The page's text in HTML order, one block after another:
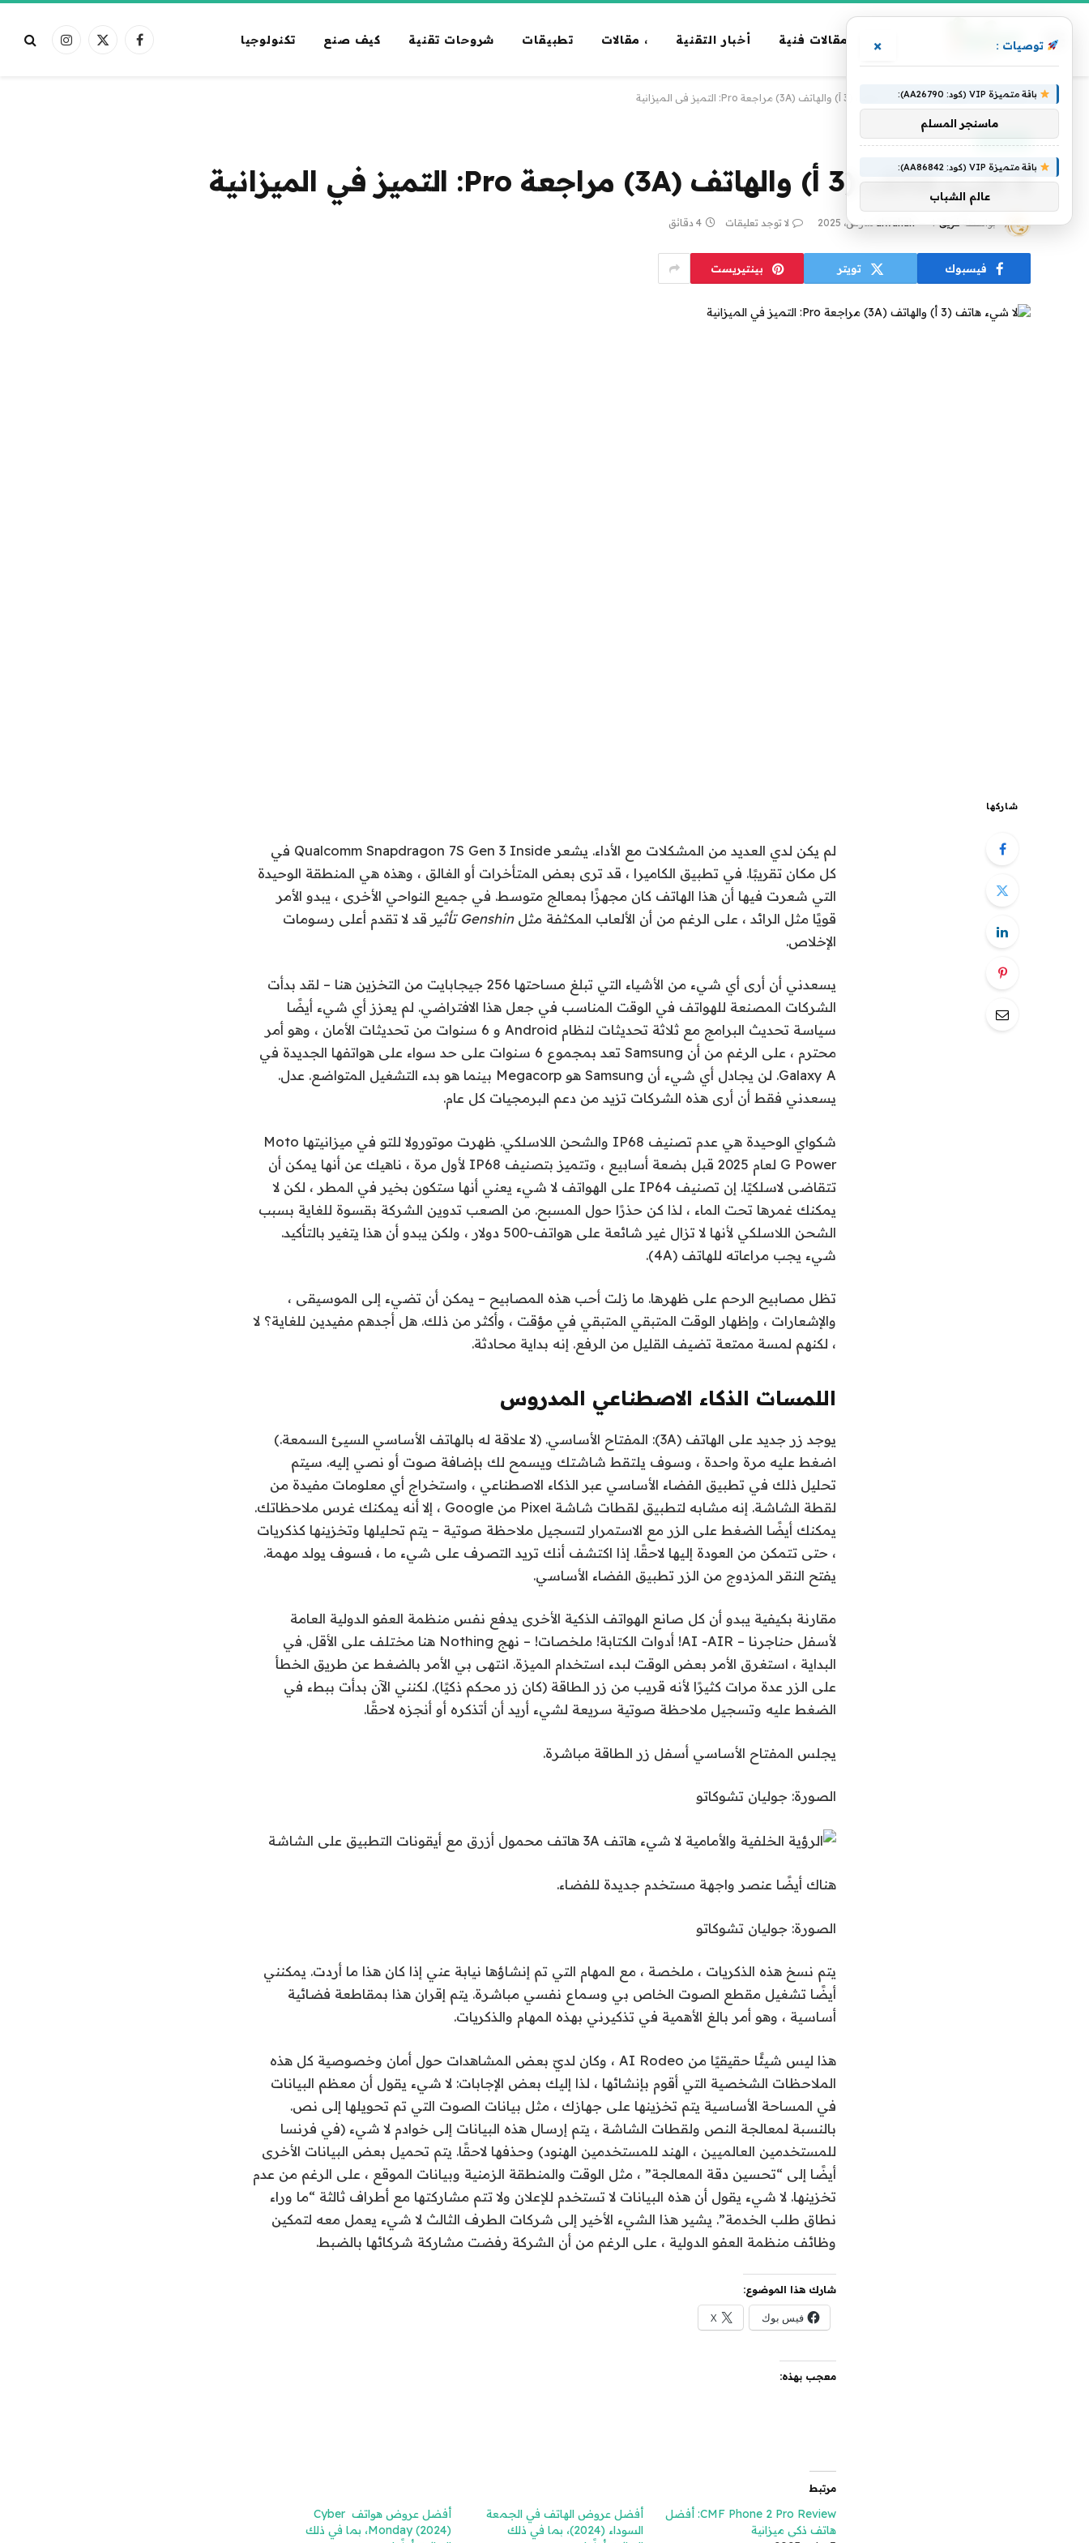
مقالات فنية أخبار التقنية ، مقالات تطبيقات شروحات تقنية كيف صنع تكنولوجيا فيسبوكX
الانستغرام
الرئيسية » تكنولوجيا » لا شيء هاتف (3 أ) والهاتف (3A) مراجعة Pro: التميز في الميزانية
تكنولوجيا
لا شيء هاتف (3 أ) والهاتف (3A) مراجعة Pro: التميز في الميزانية
بواسطة فريق alwahah4 مارس، 2025 لا توجد تعليقات 4 دقائق
فيسبوك تويتر بينتيريست
شاركها
لم يكن لدي العديد من المشكلات مع الأداء. يشعر Qualcomm Snapdragon 7S Gen 3 Inside في
كل مكان تقريبًا. في تطبيق الكاميرا ، قد ترى بعض المتأخرات أو الغالق ، وهذه هي المنطقة الوحيدة
التي شعرت فيها أن هذا الهاتف كان مجهزًا بمعالج متوسط. في جميع النواحي الأخرى ، يبدو الأمر
قويًا مثل الرائد ، على الرغم من أن الألعاب المكثفة مثلGenshin تأثير
قد لا تقدم أعلى رسومات
الإخلاص.
يسعدني أن أرى أي شيء من الأشياء التي تبلغ مساحتها 256 جيجابايت من التخزين هنا – لقد بدأت
الشركات المصنعة للهواتف في الوقت المناسب في جعل هذا الافتراضي. لم يعزز أي شيء أيضًا
سياسة تحديث البرامج مع ثلاثة تحديثات لنظام Android و 6 سنوات من تحديثات الأمان ، وهو أمر
محترم ، على الرغم من أن Samsung تعد بمجموع 6 سنوات على حد سواء على هواتفها الجديدة في
Galaxy A. لن يجادل أي شيء أن Samsung هو Megacorp بينما هو بدء التشغيل المتواضع. عدل.
يسعدني فقط أن أرى هذه الشركات تزيد من دعم البرمجيات كل عام.
شكواي الوحيدة هي عدم تصنيف IP68 والشحن اللاسلكي. ظهرت موتورولا للتو في ميزانيتها Moto
G Power لعام 2025 قبل بضعة أسابيع ، وتتميز بتصنيف IP68 لأول مرة ، ناهيك عن أنها يمكن أن
تتقاضى لاسلكيًا. إن تصنيف IP64 على الهواتف لا شيء يعني أنها ستكون بخير في المطر ، لكن لا
يمكنك غمرها تحت الماء ، لذا كن حذرًا حول المسبح. من الصعب تدوين الشركة بقسوة للغاية بسبب
الشحن اللاسلكي لأنها لا تزال غير شائعة على هواتف-500 دولار ، ولكن يبدو أن هذا يتغير بالتأكيد.
شيء يجب مراعاته للهاتف (4A).
تظل مصابيح الرحم على ظهرها. ما زلت أحب هذه المصابيح – يمكن أن تضيء إلى الموسيقى ،
والإشعارات ، وإظهار الوقت المتبقي المتبقي في مؤقت ، وأكثر من ذلك. هل أجدهم مفيدين للغاية؟ لا
، لكنهم لمسة ممتعة تضيف القليل من الرفع. إنه بداية محادثة.
اللمسات الذكاء الاصطناعي المدروس
يوجد زر جديد على الهاتف (3A): المفتاح الأساسي. (لا علاقة له بالهاتف الأساسي السيئ السمعة.)
اضغط عليه مرة واحدة ، وسوف يلتقط شاشتك ويسمح لك بإضافة صوت أو نصي إليه. سيتم
تحليل ذلك في تطبيق الفضاء الأساسي عبر الذكاء الاصطناعي ، واستخراج أي معلومات مفيدة من
لقطة الشاشة. إنه مشابه لتطبيق لقطات شاشة Pixel من Google ، إلا أنه يمكنك غرس ملاحظاتك.
يمكنك أيضًا الضغط على الزر مع الاستمرار لتسجيل ملاحظة صوتية – يتم تحليلها وتخزينها كذكريات
، حتى تتمكن من العودة إليها لاحقًا. إذا اكتشف أنك تريد التصرف على شيء ما ، فسوف يولد مهمة.
يفتح النقر المزدوج من الزر تطبيق الفضاء الأساسي.
مقارنة بكيفية يبدو أن كل صانع الهواتف الذكية الأخرى يدفع نفس منظمة العفو الدولية العامة
لأسفل حناجرنا – AI -AIR! أدوات الكتابة! ملخصات! – نهج Nothing هنا مختلف على الأقل. في
البداية ، استغرق الأمر بعض الوقت لبدء استخدام الميزة. انتهى بي الأمر بالضغط عن طريق الخطأ
على الزر عدة مرات كثيرًا لأنه قريب من زر الطاقة (كان زر محكم ذكيًا). لكنني الآن بدأت ببطء في
الضغط عليه وتسجيل ملاحظة صوتية سريعة لشيء أريد أن أتذكره أو أنجزه لاحقًا.
يجلس المفتاح الأساسي أسفل زر الطاقة مباشرة.
الصورة: جوليان تشوكاتو
هناك أيضًا عنصر واجهة مستخدم جديدة للفضاء.
الصورة: جوليان تشوكاتو
يتم نسخ هذه الذكريات ، ملخصة ، مع المهام التي تم إنشاؤها نيابة عني إذا كان هذا ما أردت. يمكنني
أيضًا تشغيل مقطع الصوت الخاص بي وسماع نفسي مباشرة. يتم إقران هذا بمقاطعة فضائية
أساسية ، وهو أمر بالغ الأهمية في تذكيرني بهذه المهام والذكريات.
هذا ليس شيئًا حقيقيًا من AI Rodeo ، وكان لديّ بعض المشاهدات حول أمان وخصوصية كل هذه
الملاحظات الشخصية التي أقوم بإنشائها ، لذا إليك بعض الإجابات: لا شيء يقول أن معظم البيانات
في المساحة الأساسية يتم تخزينها على جهازك ، مثل بيانات الصوت التي تم تحويلها إلى نص.
بالنسبة لمعالجة النص ولقطات الشاشة ، يتم إرسال هذه البيانات إلى خوادم لا شيء (في فرنسا
للمستخدمين العالميين ، الهند للمستخدمين الهنود) وحذفها لاحقًا. يتم تحميل بعض البيانات الأخرى
أيضًا إلى “تحسين دقة المعالجة” ، مثل الوقت والمنطقة الزمنية وبيانات الموقع ، على الرغم من عدم
تخزينها. لا شيء يقول أن هذه البيانات لا تستخدم للإعلان ولا تتم مشاركتها مع أطراف ثالثة “ما وراء
نطاق طلب الخدمة”. يشير هذا الشيء الأخير إلى شركات الطرف الثالث لا شيء يعمل معه لتمكين
وظائف منظمة العفو الدولية ، على الرغم من أن الشركة رفضت مشاركة شركائها بالضبط.
شارك هذا الموضوع:
فيس بوك X
معجب بهذه:
مرتبط
CMF Phone 2 Pro Review: أفضل
هاتف ذكي ميزانية
أفضل عروض الهاتف في الجمعة
السوداء (2024)، بما في ذلك
أفضل عروض هواتف Cyber ​​
Monday (2024)، بما في ذلك
توصيات : ×
باقة متميزة VIP (كود: AA26790):
ماسنجر المسلم
باقة متميزة VIP (كود: AA86842):
عالم الشباب